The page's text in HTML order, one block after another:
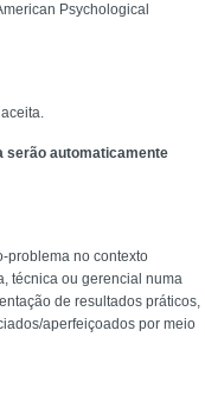
Psychological
serão automaticamente
problema no contexto
técnica ou gerencial numa
de resultados práticos,
aperfeiçoados por meio